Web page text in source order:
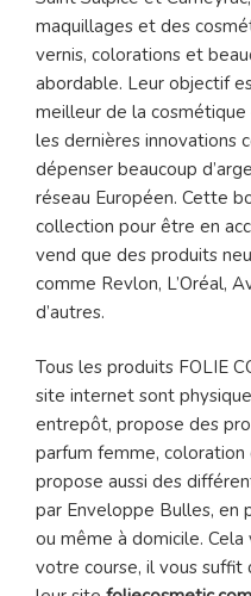
maquillages et des
vernis, colorations et
abordable. Leur objectif
meilleur de la
les dernières innovations
dépenser beaucoup
réseau Européen. Cette
collection pour être en
vend que des produits
comme Revlon, L’Oréal,
d’autres.
Tous les produits FOLIE
site internet sont
entrepôt, propose des
parfum femme,
propose aussi des
par Enveloppe Bulles, en
ou même à domicile.
votre course, il vous suffit